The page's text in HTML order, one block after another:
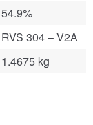
54.9%
RVS 304 – V2A
1.4675 kg